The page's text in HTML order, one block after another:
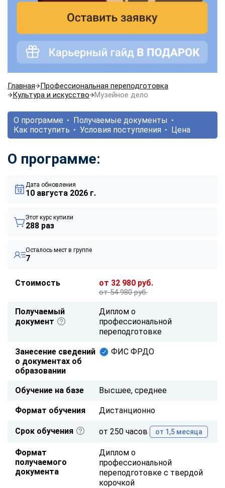
Главная
Профессиональная переподготовка
Культура и искусство
Музейное дело
О программе
Получаемые документы
Как поступить
Условия поступления Цена
О программе:
Дата обновления
10 августа 2026 г.
Этот курс купили
288 раз
Осталось мест в группе
7
Стоимость от 32 980 руб.
от 54 980 руб.
Получаемый
документ
Диплом о
профессиональной
переподготовке
Занесение сведений
о документах об
образовании
ФИС ФРДО
Обучение на базе Высшее, среднее
Формат обучения Дистанционно
Срок обучения от 250 часов от 1,5 месяца
Формат
получаемого
документа
Диплом о
профессиональной
переподготовке с твердой
корочкой